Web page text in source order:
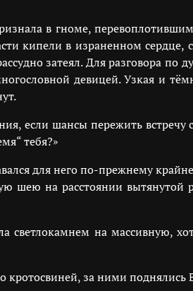
в гноме,
кипели в израненном
затеял. Для разговора
девицей. Узкая и
если шансы пережить
тебя?»
для него по-прежнему
шею на расстоянии
светлокамнем на массивную,
кротосвиней, за ними поднялись